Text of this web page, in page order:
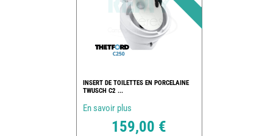
INSERT DE TOILETTES EN PORCELAINE
TWUSCH C2 ...
En savoir plus
159,00 €